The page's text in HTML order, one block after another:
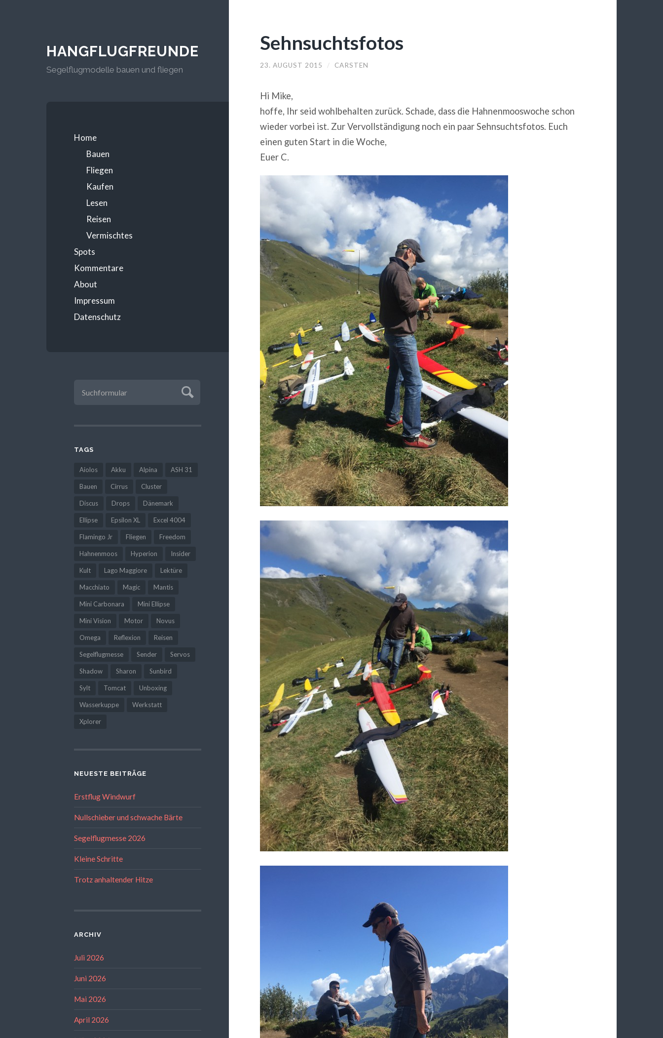
HANGFLUGFREUNDE
Segelflugmodelle bauen und fliegen
Home
Bauen
Fliegen
Kaufen
Lesen
Reisen
Vermischtes
Spots
Kommentare
About
Impressum
Datenschutz
TAGS
Aiolos Akku Alpina ASH 31
Bauen Cirrus Cluster
Discus Drops Dänemark
Ellipse Epsilon XL Excel 4004
Flamingo Jr Fliegen Freedom
Hahnenmoos Hyperion Insider
Kult Lago Maggiore Lektüre
Macchiato Magic Mantis
Mini Carbonara Mini Ellipse
Mini Vision Motor Novus
Omega Reflexion Reisen
Segelflugmesse Sender Servos
Shadow Sharon Sunbird
Sylt Tomcat Unboxing
Wasserkuppe Werkstatt
Xplorer
NEUESTE BEITRÄGE
Erstflug Windwurf
Nullschieber und schwache Bärte
Segelflugmesse 2026
Kleine Schritte
Trotz anhaltender Hitze
ARCHIV
Juli 2026
Juni 2026
Mai 2026
April 2026
Sehnsuchtsfotos
23. AUGUST 2015 / CARSTEN
Hi Mike,
hoffe, Ihr seid wohlbehalten zurück. Schade, dass die Hahnenmooswoche schon
wieder vorbei ist. Zur Vervollständigung noch ein paar Sehnsuchtsfotos. Euch
einen guten Start in die Woche,
Euer C.